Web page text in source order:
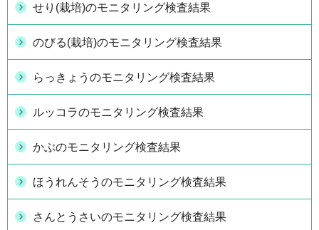
せり(栽培)のモニタリング検査結果
のびる(栽培)のモニタリング検査結果
らっきょうのモニタリング検査結果
ルッコラのモニタリング検査結果
かぶのモニタリング検査結果
ほうれんそうのモニタリング検査結果
さんとうさいのモニタリング検査結果